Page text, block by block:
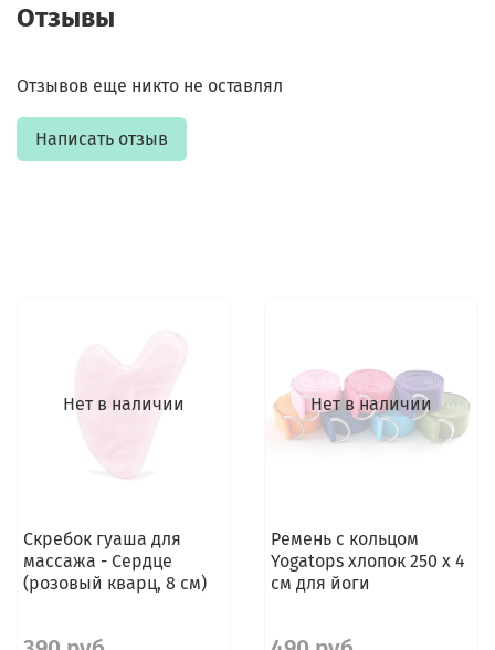
Отзывы
Отзывов еще никто не оставлял
Написать отзыв
Нет в наличии
Скребок гуаша для
массажа - Сердце
(розовый кварц, 8 см)
Нет в наличии
Ремень с кольцом
Yogatops хлопок 250 х 4
см для йоги